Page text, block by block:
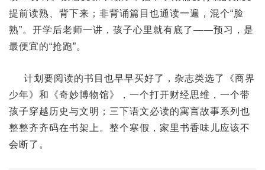
提前读熟、背下来；非背诵篇目也通读一遍，混个“脸
熟”。开学后老师一讲，孩子心里就有底了——预习，是
最便宜的“抢跑”。
计划要阅读的书目也早早买好了，杂志类选了《商界
少年》和《奇妙博物馆》，一个打开财经思维，一个带
孩子穿越历史与文明；三下语文必读的寓言故事系列也
整整齐齐码在书架上。整个寒假，家里书香味儿应该不
会断了。